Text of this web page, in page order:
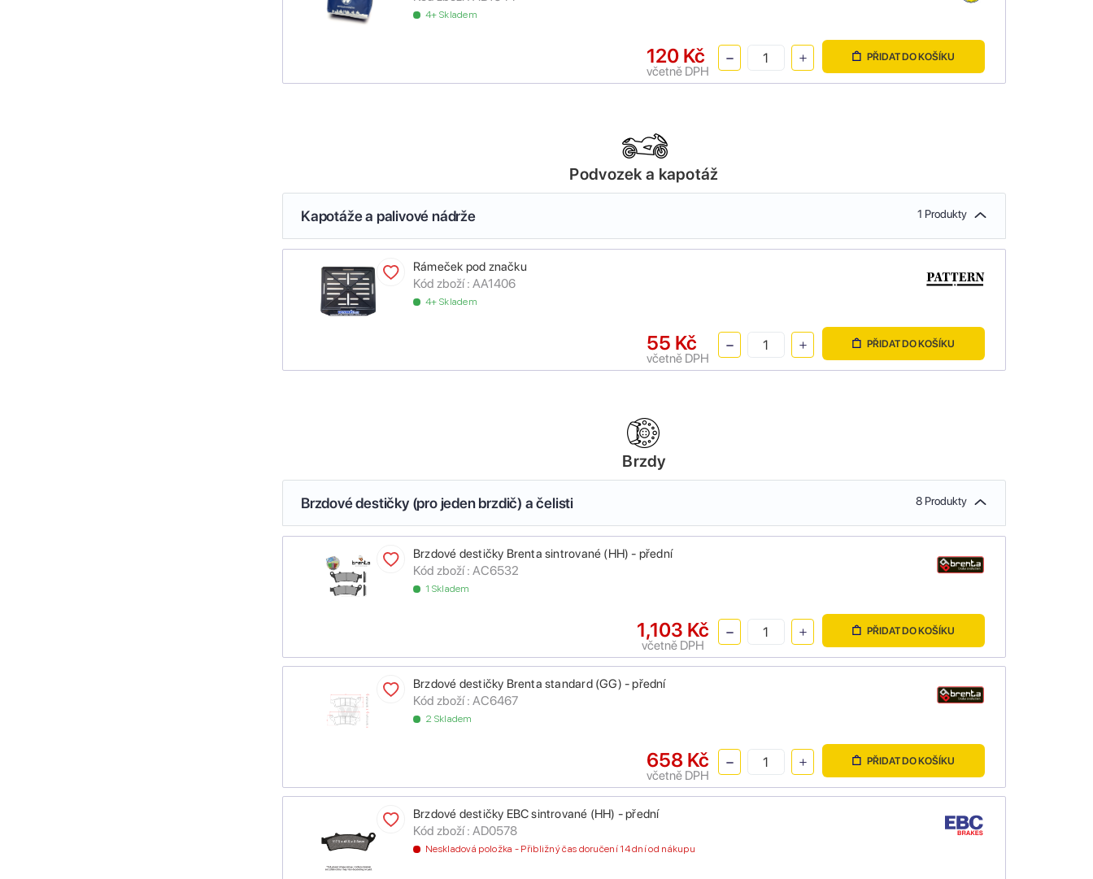
4+ Skladem
120 Kč
včetně DPH
PŘIDAT DO KOŠÍKU
Podvozek a kapotáž
Kapotáže a palivové nádrže 1 Produkty
Rámeček pod značku
Kód zboží : AA1406
4+ Skladem
55 Kč
včetně DPH
PŘIDAT DO KOŠÍKU
Brzdy
Brzdové destičky (pro jeden brzdič) a čelisti 8 Produkty
Brzdové destičky Brenta sintrované (HH) - přední
Kód zboží : AC6532
1 Skladem
1,103 Kč
včetně DPH
PŘIDAT DO KOŠÍKU
Brzdové destičky Brenta standard (GG) - přední
Kód zboží : AC6467
2 Skladem
658 Kč
včetně DPH
PŘIDAT DO KOŠÍKU
Brzdové destičky EBC sintrované (HH) - přední
Kód zboží : AD0578
Neskladová položka - Přibližný čas doručení 14 dní od nákupu